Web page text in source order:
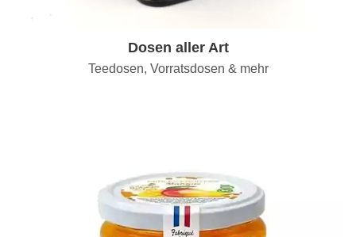
Dosen aller Art
Teedosen, Vorratsdosen & mehr